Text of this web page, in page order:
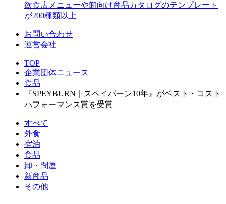
飲食店メニューや卸向け商品カタログのテンプレート
が200種類以上
お問い合わせ
運営会社
TOP
企業団体ニュース
食品
『SPEYBURN｜スペイバーン10年』がベスト・コスト
パフォーマンス賞を受賞
すべて
外食
宿泊
食品
卸・問屋
新商品
その他